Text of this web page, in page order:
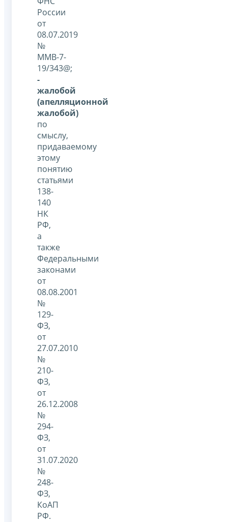
России
от
08.07.2019
№
ММВ-7-
19/343@;
-
жалобой
(апелляционной
жалобой)
по
смыслу,
придаваемому
этому
понятию
статьями
138-
140
НК
РФ,
а
также
Федеральными
законами
от
08.08.2001
№
129-
ФЗ,
от
27.07.2010
№
210-
ФЗ,
от
26.12.2008
№
294-
ФЗ,
от
31.07.2020
№
248-
ФЗ,
КоАП
РФ.